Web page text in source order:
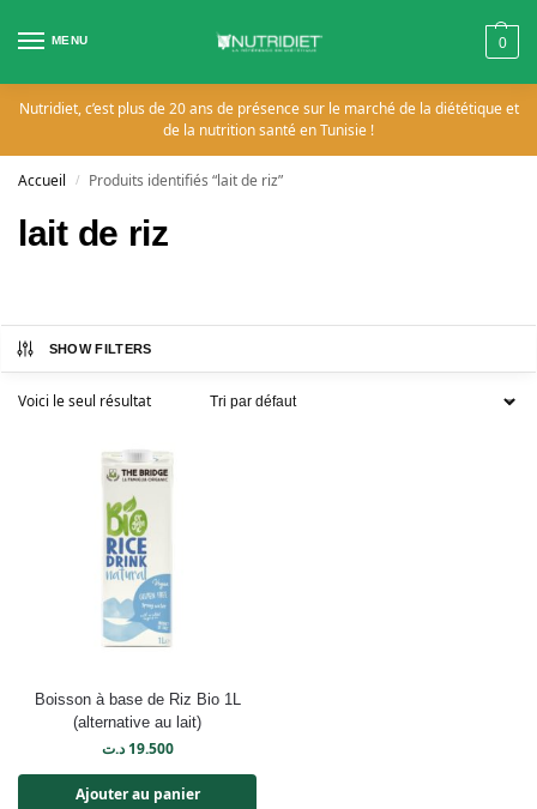
MENU 0
Nutridiet, c’est plus de 20 ans de présence sur le marché de la diététique et
de la nutrition santé en Tunisie !
Accueil / Produits identifiés “lait de riz”
lait de riz
SHOW FILTERS
Voici le seul résultat
Boisson à base de Riz Bio 1L
(alternative au lait)
19.500 د.ت
Ajouter au panier